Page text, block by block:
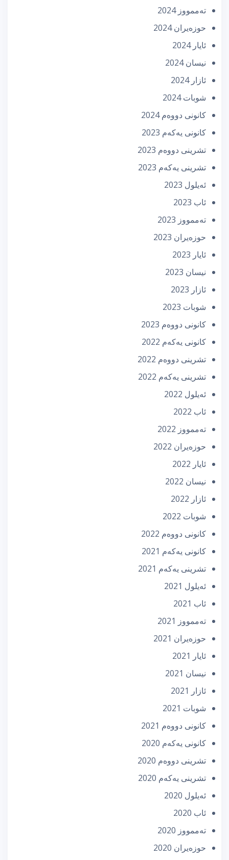
تەممووز 2024
حوزه‌یران 2024
ئایار 2024
نیسان 2024
ئازار 2024
شوبات 2024
كانونی دووه‌م 2024
كانونی یه‌كه‌م 2023
تشرینی دووه‌م 2023
تشرینی یه‌كه‌م 2023
ئه‌یلول 2023
ئاب 2023
تەممووز 2023
حوزه‌یران 2023
ئایار 2023
نیسان 2023
ئازار 2023
شوبات 2023
كانونی دووه‌م 2023
كانونی یه‌كه‌م 2022
تشرینی دووه‌م 2022
تشرینی یه‌كه‌م 2022
ئه‌یلول 2022
ئاب 2022
تەممووز 2022
حوزه‌یران 2022
ئایار 2022
نیسان 2022
ئازار 2022
شوبات 2022
كانونی دووه‌م 2022
كانونی یه‌كه‌م 2021
تشرینی یه‌كه‌م 2021
ئه‌یلول 2021
ئاب 2021
تەممووز 2021
حوزه‌یران 2021
ئایار 2021
نیسان 2021
ئازار 2021
شوبات 2021
كانونی دووه‌م 2021
كانونی یه‌كه‌م 2020
تشرینی دووه‌م 2020
تشرینی یه‌كه‌م 2020
ئه‌یلول 2020
ئاب 2020
تەممووز 2020
حوزه‌یران 2020